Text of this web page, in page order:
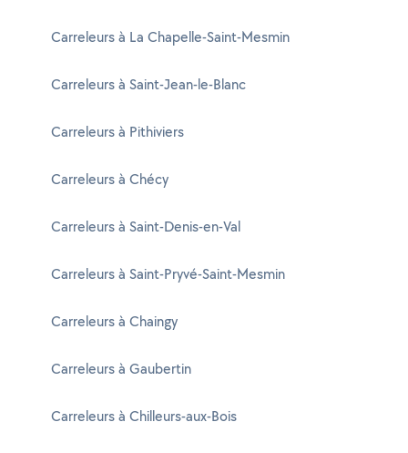
Carreleurs à La Chapelle-Saint-Mesmin
Carreleurs à Saint-Jean-le-Blanc
Carreleurs à Pithiviers
Carreleurs à Chécy
Carreleurs à Saint-Denis-en-Val
Carreleurs à Saint-Pryvé-Saint-Mesmin
Carreleurs à Chaingy
Carreleurs à Gaubertin
Carreleurs à Chilleurs-aux-Bois